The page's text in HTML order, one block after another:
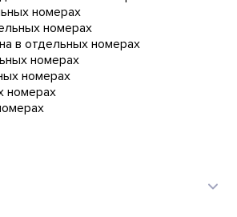
номерах
номерах
в отдельных номерах
номерах
номерах
номерах